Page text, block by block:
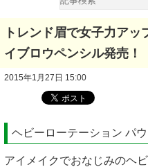
トレンド眉で女子力ア
イブロウペンシル発売！
2015年1月27日 15:00
ヘビーローテーション パ
アイメイクでおなじみのヘ